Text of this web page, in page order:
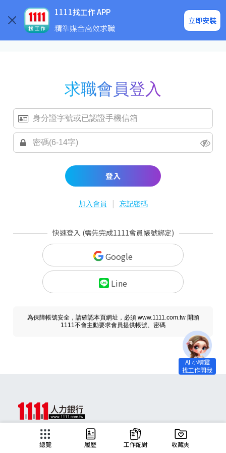
1111找工作 APP
精準媒合高效求職
立即安裝
企業求才
求職會員登入
登入
加入會員 | 忘記密碼
快速登入 (需先完成1111會員帳號綁定)
Google
Line
為保障帳號安全，請確認本頁網址，必須 www.1111.com.tw 開頭
1111不會主動要求會員提供帳號、密碼
總覽 履歷 工作配對 收藏夾